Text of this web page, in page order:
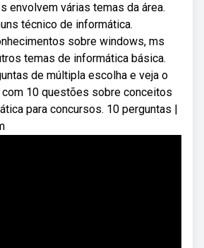
envolvem várias temas da área.
técnico de informática.
sobre windows, ms
temas de informática básica.
de múltipla escolha e veja o
com 10 questões sobre conceitos
para concursos. 10 perguntas |